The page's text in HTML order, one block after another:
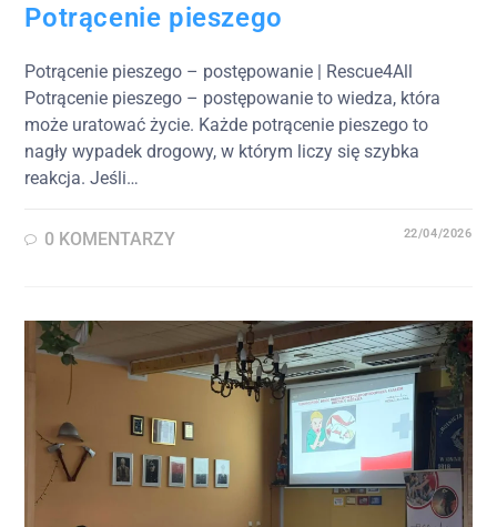
Potrącenie pieszego
Potrącenie pieszego – postępowanie | Rescue4All
Potrącenie pieszego – postępowanie to wiedza, która
może uratować życie. Każde potrącenie pieszego to
nagły wypadek drogowy, w którym liczy się szybka
reakcja. Jeśli…
0 KOMENTARZY 22/04/2026